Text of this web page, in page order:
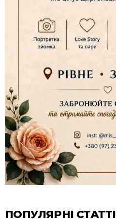
ПОПУЛЯРНІ СТАТТІ